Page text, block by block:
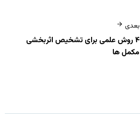
بعدی
۴ روش علمی برای تشخیص اثربخشی
مکمل‌ ها